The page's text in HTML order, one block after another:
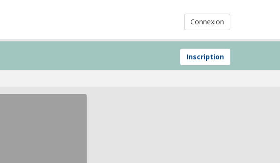
Connexion
Inscription